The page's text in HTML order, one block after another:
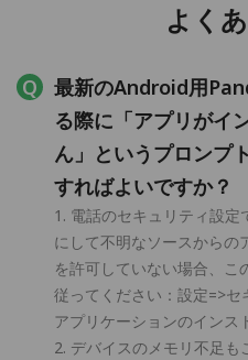
よく
最新のAndroid用
る際に「アプリがイ
ん」というプロンプ
すればよいですか？
1. 電話のセキュリティ設
にして不明なソースからの
を許可していない場合、こ
従ってください：設定=>
アプリケーションのインス
2. デバイスのメモリ不足